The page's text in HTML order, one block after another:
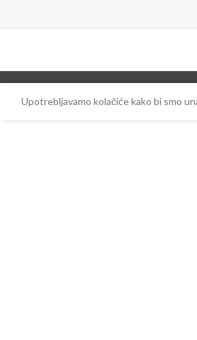
Upotrebljavamo kolačiće kako bi smo